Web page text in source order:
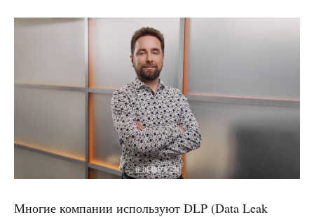
Многие компании используют DLP (Data Leak